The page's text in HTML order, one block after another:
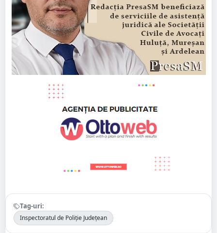
Tag-uri:
Inspectoratul de Poliție Județean